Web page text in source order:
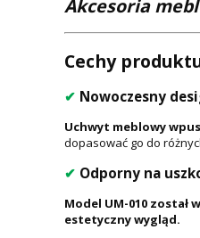
Akcesoria
Cechy
✔ Nowoczesny
Uchwyt meblowy
dopasować go do
✔ Odporny na
Model UM-010
estetyczny wygląd.